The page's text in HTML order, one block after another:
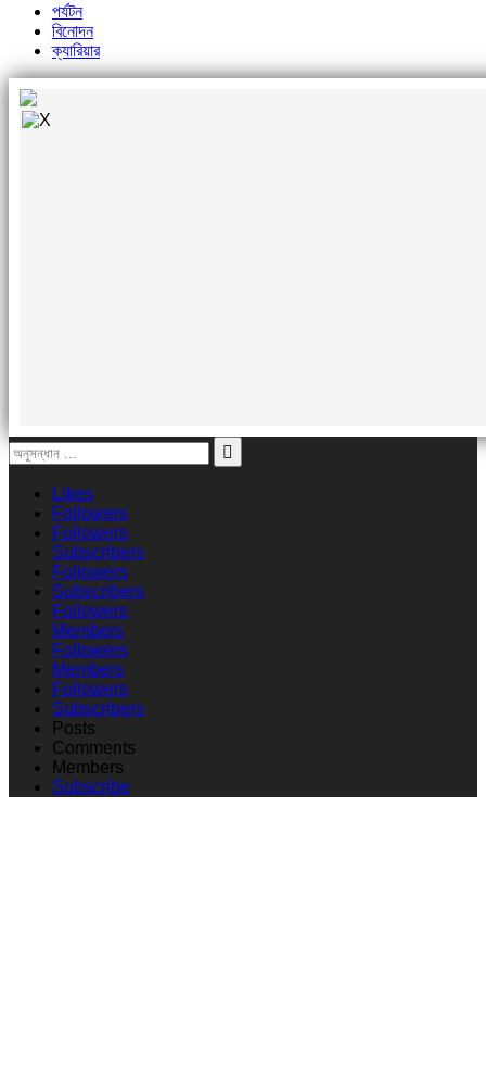
পর্যটন
বিনোদন
ক্যারিয়ার
Likes
Followers
Followers
Subscribers
Followers
Subscribers
Followers
Members
Followers
Members
Followers
Subscribers
Posts
Comments
Members
Subscribe